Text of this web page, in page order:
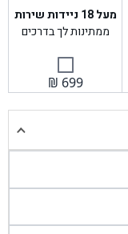
מעל 18 ניידות שירות
ממתינות לך בדרכים
₪ 699